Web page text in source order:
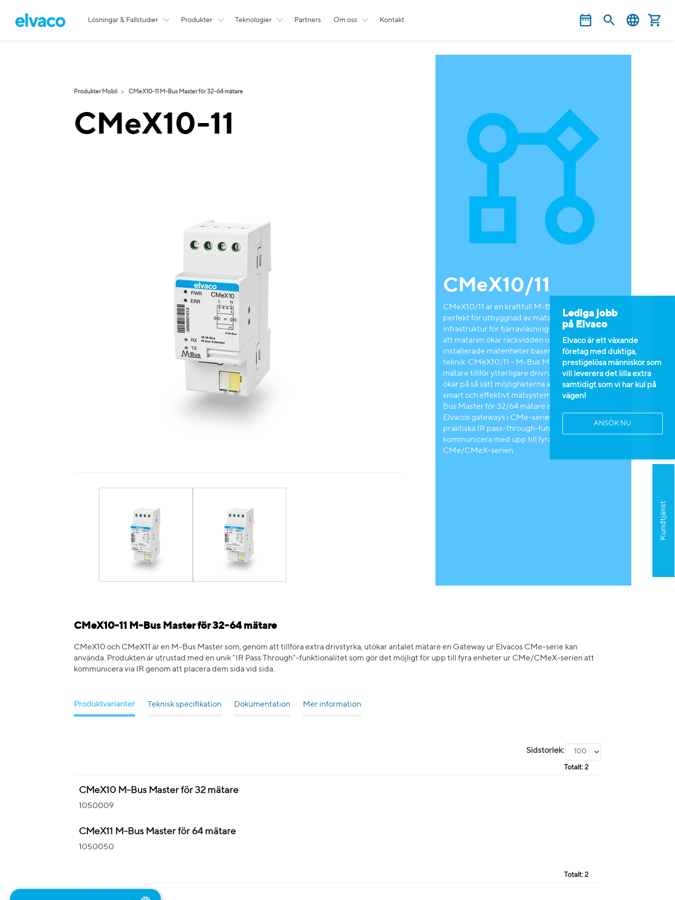
Lösningar & Fallstudier Produkter Teknologier Partners Om oss Kontakt
Kundtjänst
Lediga tjänster
Lediga jobb
på Elvaco
Elvaco är ett växande
företag med duktiga,
prestigelösa människor som
vill leverera det lilla extra
samtidigt som vi har kul på
vägen!
ANSÖK NU
Produkter Mobil CMeX10-11 M-Bus Master för 32-64 mätare
CMeX10-11
CMeX10/11
CMeX10/11 är en kraftfull M-Bus-master som är
perfekt för utbyggnad av mätsystemets
infrastruktur för fjärravläsning av mätare. Det gör
att mätaren ökar räckvidden och antalet
installerade mätenheter baserade på M-Bus-
teknik. CMeX10/11 - M-Bus Master för 32/64
mätare tillför ytterligare drivrutinskapacitet och
ökar på så sätt möjligheterna att installera ett
smart och effektivt mätsystem. CMeX10/11 - M-
Bus Master för 32/64 mätare är kompatibel med
Elvacos gateways i CMe-serien. Tack vare den
praktiska IR pass-through-funktionen går det att
kommunicera med upp till fyra enheter ur
CMe/CMeX-serien.
CMeX10-11 M-Bus Master för 32-64 mätare
CMeX10 och CMeX11 är en M-Bus Master som, genom att tillföra extra drivstyrka, utökar antalet mätare en Gateway ur Elvacos CMe-serie kan
använda. Produkten är utrustad med en unik "IR Pass Through"-funktionalitet som gör det möjligt för upp till fyra enheter ur CMe/CMeX-serien att
kommunicera via IR genom att placera dem sida vid sida.
Produktvarianter Teknisk specifikation Dokumentation Mer information
Sidstorlek:
Totalt: 2
CMeX10 M-Bus Master för 32 mätare
1050009
CMeX11 M-Bus Master för 64 mätare
1050050
Totalt: 2